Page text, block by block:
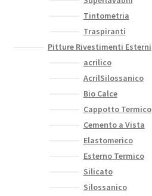
Tintometria
Traspiranti
Pitture Rivestimenti Esterni
acrilico
AcrilSilossanico
Bio Calce
Cappotto Termico
Cemento a Vista
Elastomerico
Esterno Termico
Silicato
Silossanico